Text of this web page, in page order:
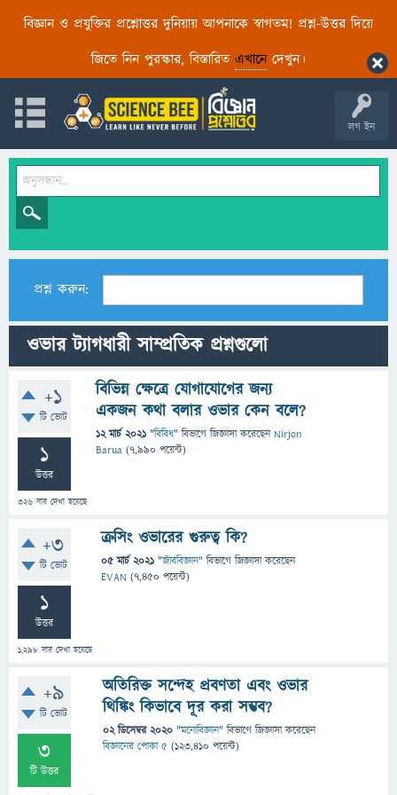
বিজ্ঞান ও প্রযুক্তির প্রশ্নোত্তর দুনিয়ায় আপনাকে স্বাগতম! প্রশ্ন-উত্তর দিয়ে
জিতে নিন পুরস্কার, বিস্তারিত এখানেদেখুন।
লগ ইন
প্রশ্ন করুন:
ওভার ট্যাগধারী সাম্প্রতিক প্রশ্নগুলো
+1
টি ভোট
1
উত্তর
326 বার দেখা হয়েছে
বিভিন্ন ক্ষেত্রে যোগাযোগের জন্য
একজন কথা বলার ওভার কেন বলে?
12 মার্চ 2021 "বিবিধ" বিভাগে জিজ্ঞাসাকরেছেনNirjon
Barua (7,990 পয়েন্ট)
+3
টি ভোট
1
উত্তর
1,298 বার দেখা হয়েছে
ক্রসিং ওভারের গুরুত্ব কি?
05 মার্চ 2021 "জীববিজ্ঞান" বিভাগে জিজ্ঞাসাকরেছেন
EVAN (7,450 পয়েন্ট)
+9
টি ভোট
3
টি উত্তর
অতিরিক্ত সন্দেহ প্রবণতা এবং ওভার
থিঙ্কিং কিভাবে দূর করা সম্ভব?
02 ডিসেম্বর 2020 "মনোবিজ্ঞান" বিভাগে জিজ্ঞাসাকরেছেন
বিজ্ঞানের পোকা ৫ (123,410 পয়েন্ট)